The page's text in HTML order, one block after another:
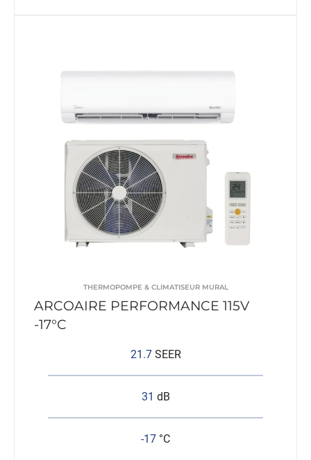
THERMOPOMPE & CLIMATISEUR MURAL
ARCOAIRE PERFORMANCE 115V
-17°C
21.7 SEER
31 dB
-17 °C